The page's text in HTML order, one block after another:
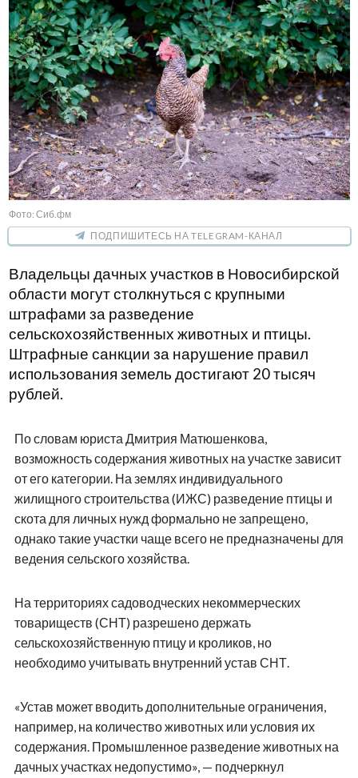
Фото: Сиб.фм
ПОДПИШИТЕСЬ НА TELEGRAM-КАНАЛ
Владельцы дачных участков в Новосибирской
области могут столкнуться с крупными
штрафами за разведение
сельскохозяйственных животных и птицы.
Штрафные санкции за нарушение правил
использования земель достигают 20 тысяч
рублей.
По словам юриста Дмитрия Матюшенкова,
возможность содержания животных на участке зависит
от его категории. На землях индивидуального
жилищного строительства (ИЖС) разведение птицы и
скота для личных нужд формально не запрещено,
однако такие участки чаще всего не предназначены для
ведения сельского хозяйства.
На территориях садоводческих некоммерческих
товариществ (СНТ) разрешено держать
сельскохозяйственную птицу и кроликов, но
необходимо учитывать внутренний устав СНТ.
«Устав может вводить дополнительные ограничения,
например, на количество животных или условия их
содержания. Промышленное разведение животных на
дачных участках недопустимо», — подчеркнул